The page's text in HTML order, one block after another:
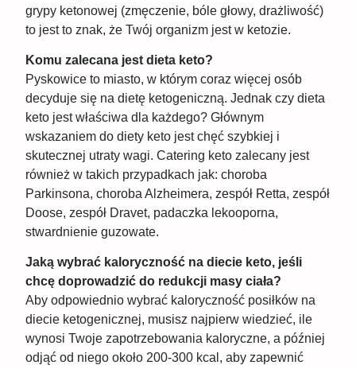
grypy ketonowej (zmęczenie, bóle głowy, drażliwość)
to jest to znak, że Twój organizm jest w ketozie.
Komu zalecana jest dieta keto?
Pyskowice to miasto, w którym coraz więcej osób
decyduje się na dietę ketogeniczną. Jednak czy dieta
keto jest właściwa dla każdego? Głównym
wskazaniem do diety keto jest chęć szybkiej i
skutecznej utraty wagi. Catering keto zalecany jest
również w takich przypadkach jak: choroba
Parkinsona, choroba Alzheimera, zespół Retta, zespół
Doose, zespół Dravet, padaczka lekooporna,
stwardnienie guzowate.
Jaką wybrać kaloryczność na diecie keto, jeśli
chcę doprowadzić do redukcji masy ciała?
Aby odpowiednio wybrać kaloryczność posiłków na
diecie ketogenicznej, musisz najpierw wiedzieć, ile
wynosi Twoje zapotrzebowania kaloryczne, a później
odjąć od niego około 200-300 kcal, aby zapewnić